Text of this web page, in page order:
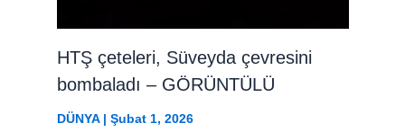
HTŞ çeteleri, Süveyda çevresini
bombaladı – GÖRÜNTÜLÜ
DÜNYA| Şubat 1, 2026